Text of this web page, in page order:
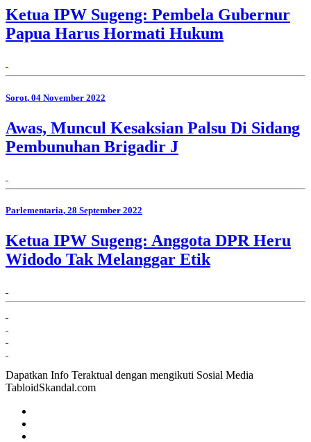
Ketua IPW Sugeng: Pembela Gubernur
Papua Harus Hormati Hukum
Sorot, 04 November 2022
Awas, Muncul Kesaksian Palsu Di Sidang
Pembunuhan Brigadir J
Parlementaria, 28 September 2022
Ketua IPW Sugeng: Anggota DPR Heru
Widodo Tak Melanggar Etik
Dapatkan Info Teraktual dengan mengikuti Sosial Media
TabloidSkandal.com